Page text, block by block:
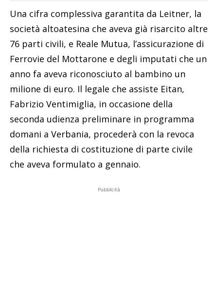
Una cifra complessiva garantita da Leitner, la
società altoatesina che aveva già risarcito altre
76 parti civili, e Reale Mutua, l’assicurazione di
Ferrovie del Mottarone e degli imputati che un
anno fa aveva riconosciuto al bambino un
milione di euro. Il legale che assiste Eitan,
Fabrizio Ventimiglia, in occasione della
seconda udienza preliminare in programma
domani a Verbania, procederà con la revoca
della richiesta di costituzione di parte civile
che aveva formulato a gennaio.
Pubblicità